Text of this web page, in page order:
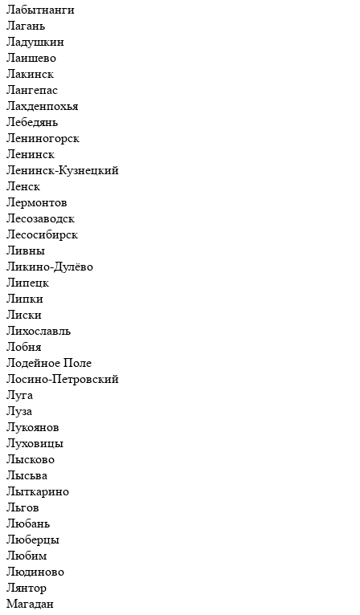
Лабытнанги
Лагань
Ладушкин
Лаишево
Лакинск
Лангепас
Лахденпохья
Лебедянь
Лениногорск
Ленинск
Ленинск-Кузнецкий
Ленск
Лермонтов
Лесозаводск
Лесосибирск
Ливны
Ликино-Дулёво
Липецк
Липки
Лиски
Лихославль
Лобня
Лодейное Поле
Лосино-Петровский
Луга
Луза
Лукоянов
Луховицы
Лысково
Лысьва
Лыткарино
Льгов
Любань
Люберцы
Любим
Людиново
Лянтор
Магадан